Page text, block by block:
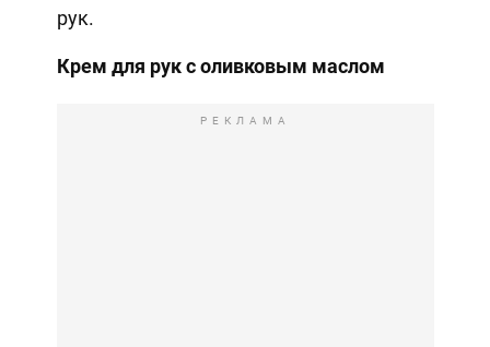
рук.
Крем для рук с оливковым маслом
РЕКЛАМА